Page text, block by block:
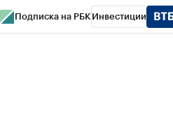
Подписка на РБК Инвестиции